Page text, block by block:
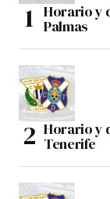
Horario y
Palmas
Horario y
Tenerife